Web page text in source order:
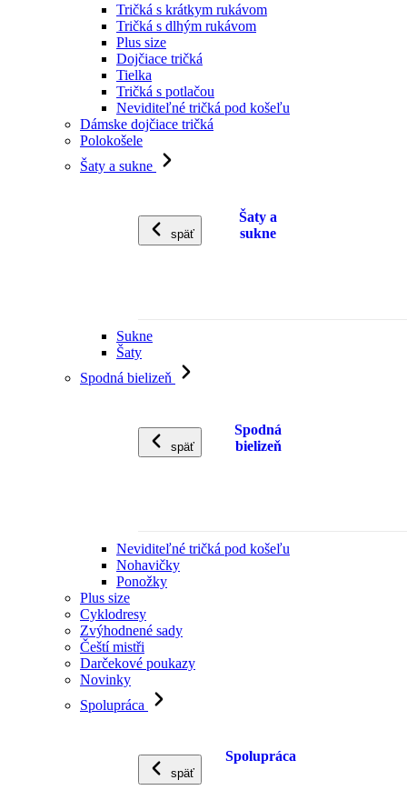
Tričká s krátkym rukávom
Tričká s dlhým rukávom
Plus size
Dojčiace tričká
Tielka
Tričká s potlačou
Neviditeľné tričká pod košeľu
Dámske dojčiace tričká
Polokošele
Šaty a sukne
späť
Šaty a
sukne
Sukne
Šaty
Spodná bielizeň
späť
Spodná
bielizeň
Neviditeľné tričká pod košeľu
Nohavičky
Ponožky
Plus size
Cyklodresy
Zvýhodnené sady
Čeští mistři
Darčekové poukazy
Novinky
Spolupráca
späť
Spolupráca